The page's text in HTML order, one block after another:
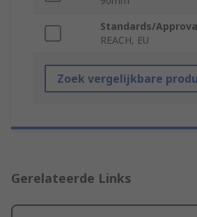
Standards/
REACH, EU
Zoek vergelijkbare
Gerelateerde Links